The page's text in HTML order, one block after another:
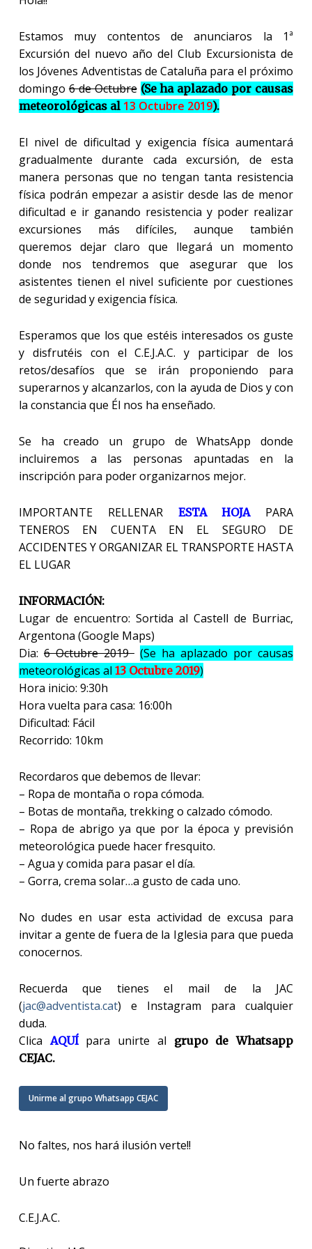
Estamos muy contentos de anunciaros la 1ª
Excursión del nuevo año del Club Excursionista de
los Jóvenes Adventistas de Cataluña para el próximo
domingo6 de Octubre (Se ha aplazado por causas
meteorológicas al 13 Octubre 2019).
El nivel de dificultad y exigencia física aumentará
gradualmente durante cada excursión, de esta
manera personas que no tengan tanta resistencia
física podrán empezar a asistir desde las de menor
dificultad e ir ganando resistencia y poder realizar
excursiones más difíciles, aunque también
queremos dejar claro que llegará un momento
donde nos tendremos que asegurar que los
asistentes tienen el nivel suficiente por cuestiones
de seguridad y exigencia física.
Esperamos que los que estéis interesados os guste
y disfrutéis con el C.E.J.A.C. y participar de los
retos/desafíos que se irán proponiendo para
superarnos y alcanzarlos, con la ayuda de Dios y con
la constancia que Él nos ha enseñado.
Se ha creado un grupo de WhatsApp donde
incluiremos a las personas apuntadas en la
inscripción para poder organizarnos mejor.
IMPORTANTE RELLENAR ESTA HOJAPARA
TENEROS EN CUENTA EN EL SEGURO DE
ACCIDENTES Y ORGANIZAR EL TRANSPORTE HASTA
EL LUGAR
INFORMACIÓN:
Lugar de encuentro: Sortida al Castell de Burriac,
Argentona (Google Maps)
Dia: 6 Octubre 2019 (Se ha aplazado por causas
meteorológicas al 13 Octubre 2019)
Hora inicio: 9:30h
Hora vuelta para casa: 16:00h
Dificultad: Fácil
Recorrido: 10km
Recordaros que debemos de llevar:
– Ropa de montaña o ropa cómoda.
– Botas de montaña, trekking o calzado cómodo.
– Ropa de abrigo ya que por la época y previsión
meteorológica puede hacer fresquito.
– Agua y comida para pasar el día.
– Gorra, crema solar…a gusto de cada uno.
No dudes en usar esta actividad de excusa para
invitar a gente de fuera de la Iglesia para que pueda
conocernos.
Recuerda que tienes el mail de la JAC
(jac@adventista.cat) e Instagram para cualquier
duda.
ClicaAQUÍpara unirte al
grupo de Whatsapp
CEJAC.
Unirme al grupo Whatsapp CEJAC
No faltes, nos hará ilusión verte!!
Un fuerte abrazo
C.E.J.A.C.